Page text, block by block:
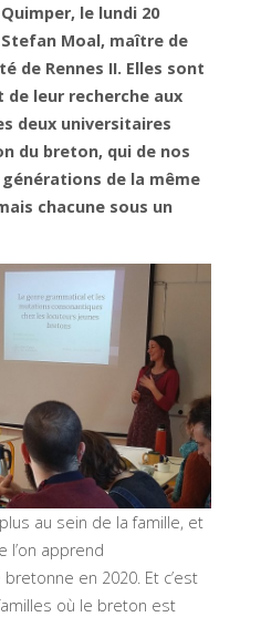
le lundi 20
Moal, maître de
de Rennes II. Elles sont
de leur recherche aux
deux universitaires
du breton, qui de nos
de la même
chacune sous un
au sein de la famille, et
l’on apprend
en 2020. Et c’est
où le breton est